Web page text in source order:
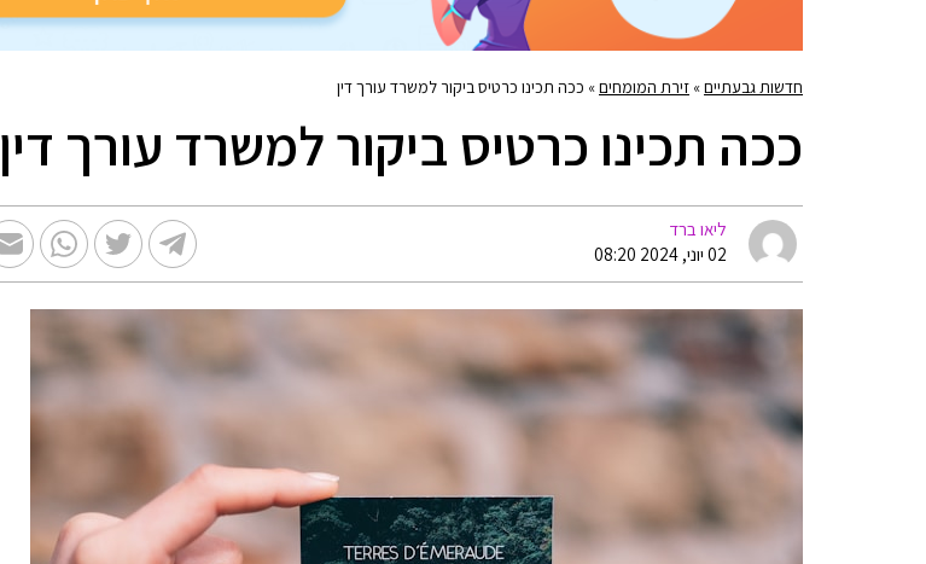
חדשות גבעתיים» זירת המומחים» ככה תכינו כרטיס ביקור למשרד עורך דין
ככה תכינו כרטיס ביקור למשרד עורך דין
ליאו ברד
02 יוני, 2024 08:20